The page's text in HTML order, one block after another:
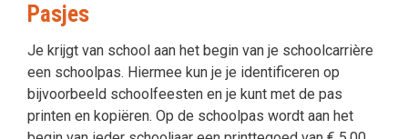
Pasjes
Je krijgt van school aan het begin van je schoolcarrière
een schoolpas. Hiermee kun je je identificeren op
bijvoorbeeld schoolfeesten en je kunt met de pas
printen en kopiëren. Op de schoolpas wordt aan het